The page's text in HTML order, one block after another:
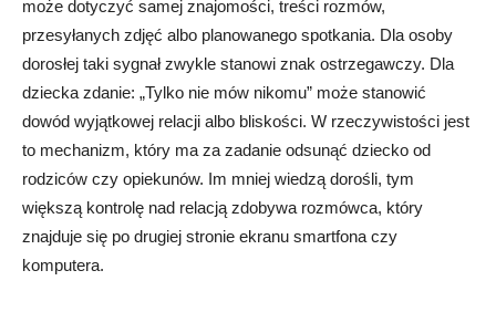
może dotyczyć samej znajomości, treści rozmów,
przesyłanych zdjęć albo planowanego spotkania. Dla osoby
dorosłej taki sygnał zwykle stanowi znak ostrzegawczy. Dla
dziecka zdanie: „Tylko nie mów nikomu” może stanowić
dowód wyjątkowej relacji albo bliskości. W rzeczywistości jest
to mechanizm, który ma za zadanie odsunąć dziecko od
rodziców czy opiekunów. Im mniej wiedzą dorośli, tym
większą kontrolę nad relacją zdobywa rozmówca, który
znajduje się po drugiej stronie ekranu smartfona czy
komputera.